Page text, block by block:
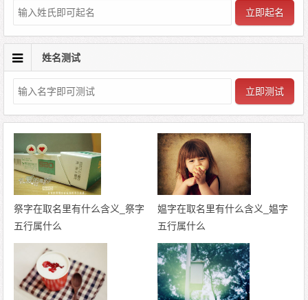
立即起名
姓名测试
立即测试
祭字在取名里有什么含义_祭字
五行属什么
媪字在取名里有什么含义_媪字
五行属什么